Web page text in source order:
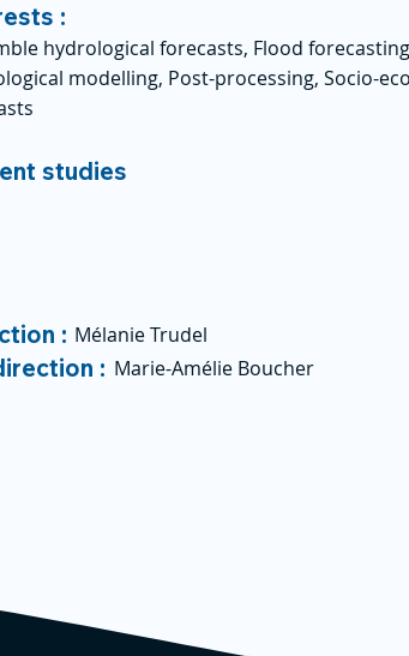
:
hydrological forecasts, Flood
modelling, Post-processing, Socio-
studies
: Mélanie Trudel
: Marie-Amélie Boucher